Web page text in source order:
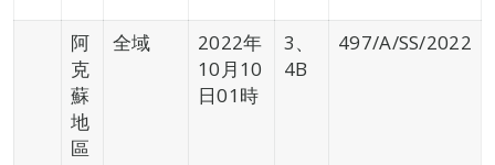
阿
克
蘇
地
區
全域
2022年
10月10
日01時
3、
4B
497/A/SS/2022